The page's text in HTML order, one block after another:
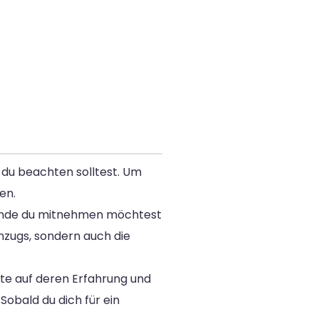
beachten solltest. Um
du mitnehmen möchtest
sondern auch die
auf deren Erfahrung und
du dich für ein